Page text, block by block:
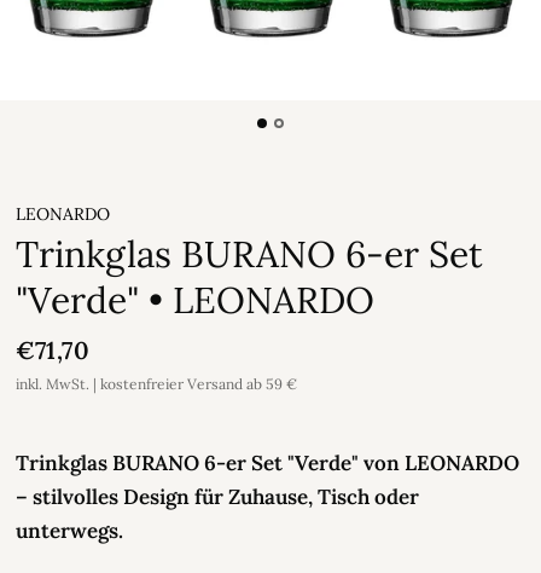
LEONARDO
Trinkglas BURANO 6-er Set
"Verde" • LEONARDO
€71,70
inkl. MwSt. | kostenfreier Versand ab 59 €
Trinkglas BURANO 6-er Set "Verde" von LEONARDO
– stilvolles Design für Zuhause, Tisch oder
unterwegs.